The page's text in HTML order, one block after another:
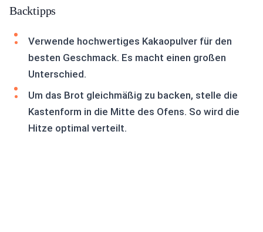
Backtipps
Verwende hochwertiges Kakaopulver für den
besten Geschmack. Es macht einen großen
Unterschied.
Um das Brot gleichmäßig zu backen, stelle die
Kastenform in die Mitte des Ofens. So wird die
Hitze optimal verteilt.